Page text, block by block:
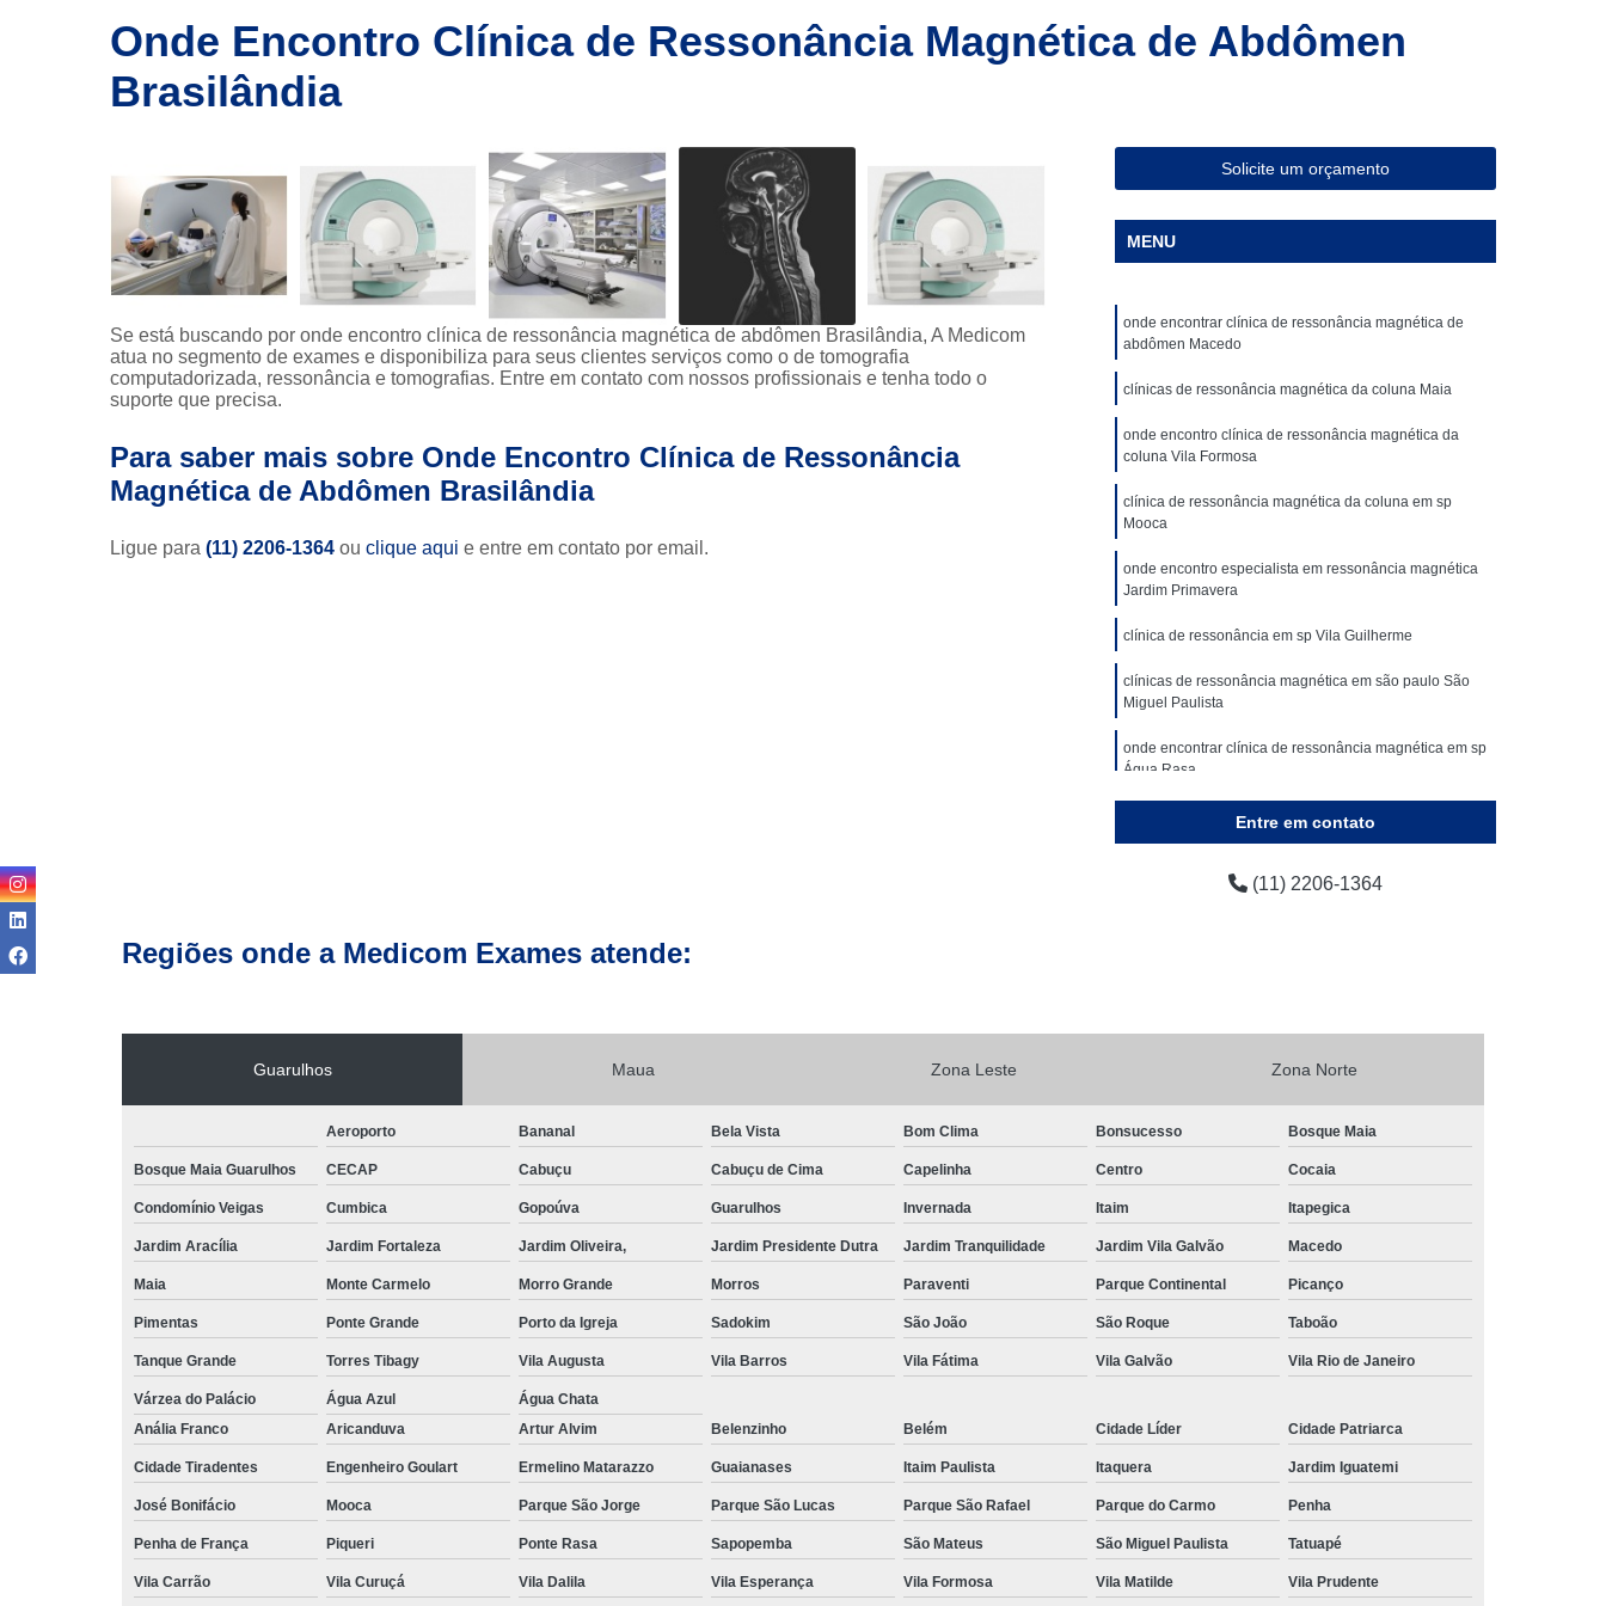
Exames de
magnética
Exames de
tomografia
Exames de
tomografia
computadorizada
Radioterapias
Ressonâncias
Tomografias
Clínica de Ressonância Magnética em São Paulo
Clínica de Tomografia de Coluna Lombar
Clínica para Angiotomografia
Clínica para Fazer Tomografia
Clínica para Fazer Tomografia Computadorizada
Clínica para Fazer Tomografia do Abdome Superior
Clínica para Tomografia Abdome Total com Contraste
Clínica para Tomografia de Abdome Total
Clínica para Tomografia de Articulações
Clínica para Tomografia de Coluna
Clínica Particular para Fazer Tomografia
Clínica de Exames por Imagem
Clínica para Exame de Tomografia do Tórax
Clínica para Exames de Tomografia Abdominal
Clínica para Exames de Tomografia Abdominal Total
Clínicas para Exame de Tomografia da Pelve
Clínicas para Exame de Tomografia das Vias Urinárias
Clínicas para Exame de Tomografia do Crânio
Clínicas para Exame de Tomografia Escanometria Digital
Exame a Preço Popular
Exames a Preço Popular
Exame de Imagem de Ressonância Magnética da Coluna Lombar
Exame de Imagem de Ressonância Magnética de Crânio
Exame de Imagem de Ressonância Magnética de Joelho
Exame de Imagem de Ressonância Magnética de Pelve
Exame de Imagem de Tomografia de Articulações
Exame de Imagem Ressonância Magnética de Mama
Exame de Imagem Tomografia do Crânio
Exame de Imagem Tomografia Pélvica
Ressonância Magnética Cerebral
Ressonância Magnética da Prostata
Ressonância Magnética de Abdome Superior
Ressonância Magnética de Campo Aberto
Ressonância Magnética do Coração
Ressonância Magnética do Crânio
Ressonância Magnética do Joelho Direito
Ressonância Magnética do Quadril Esquerdo
Ressonância Magnética Intervencionista
Ressonância Magnética na Coluna
Onde Encontro Clínica de Ressonância Magnética de Abdômen
Brasilândia
Se está buscando por onde encontro clínica de ressonância magnética de abdômen Brasilândia, A Medicom
atua no segmento de exames e disponibiliza para seus clientes serviços como o de tomografia
computadorizada, ressonância e tomografias. Entre em contato com nossos profissionais e tenha todo o
suporte que precisa.
Para saber mais sobre Onde Encontro Clínica de Ressonância
Magnética de Abdômen Brasilândia
Ligue para (11) 2206-1364 ou clique aqui e entre em contato por email.
Solicite um orçamento
MENU
onde encontrar clínica de ressonância magnética de
abdômen Macedo
clínicas de ressonância magnética da coluna Maia
onde encontro clínica de ressonância magnética da
coluna Vila Formosa
clínica de ressonância magnética da coluna em sp
Mooca
onde encontro especialista em ressonância magnética
Jardim Primavera
clínica de ressonância em sp Vila Guilherme
clínicas de ressonância magnética em são paulo São
Miguel Paulista
onde encontrar clínica de ressonância magnética em sp
Água Rasa
ressonância magnética Sapopemba
Entre em contato
(11) 2206-1364
Regiões onde a Medicom Exames atende:
Guarulhos Maua Zona Leste Zona Norte
Aeroporto Bananal Bela Vista Bom Clima Bonsucesso Bosque Maia
Bosque Maia Guarulhos CECAP Cabuçu Cabuçu de Cima Capelinha Centro Cocaia
Condomínio Veigas Cumbica Gopoúva Guarulhos Invernada Itaim Itapegica
Jardim Aracília Jardim Fortaleza Jardim Oliveira, Jardim Presidente Dutra Jardim Tranquilidade Jardim Vila Galvão Macedo
Maia Monte Carmelo Morro Grande Morros Paraventi Parque Continental Picanço
Pimentas Ponte Grande Porto da Igreja Sadokim São João São Roque Taboão
Tanque Grande Torres Tibagy Vila Augusta Vila Barros Vila Fátima Vila Galvão Vila Rio de Janeiro
Várzea do Palácio Água Azul
Água Chata
Anália Franco
Aricanduva Artur Alvim Belenzinho Belém Cidade Líder Cidade Patriarca
Cidade Tiradentes Engenheiro Goulart Ermelino Matarazzo Guaianases Itaim Paulista Itaquera Jardim Iguatemi
José Bonifácio Mooca Parque São Jorge Parque São Lucas Parque São Rafael Parque do Carmo Penha
Penha de França Piqueri Ponte Rasa Sapopemba São Mateus São Miguel Paulista Tatuapé
Vila Carrão Vila Curuçá Vila Dalila Vila Esperança Vila Formosa Vila Matilde Vila Prudente